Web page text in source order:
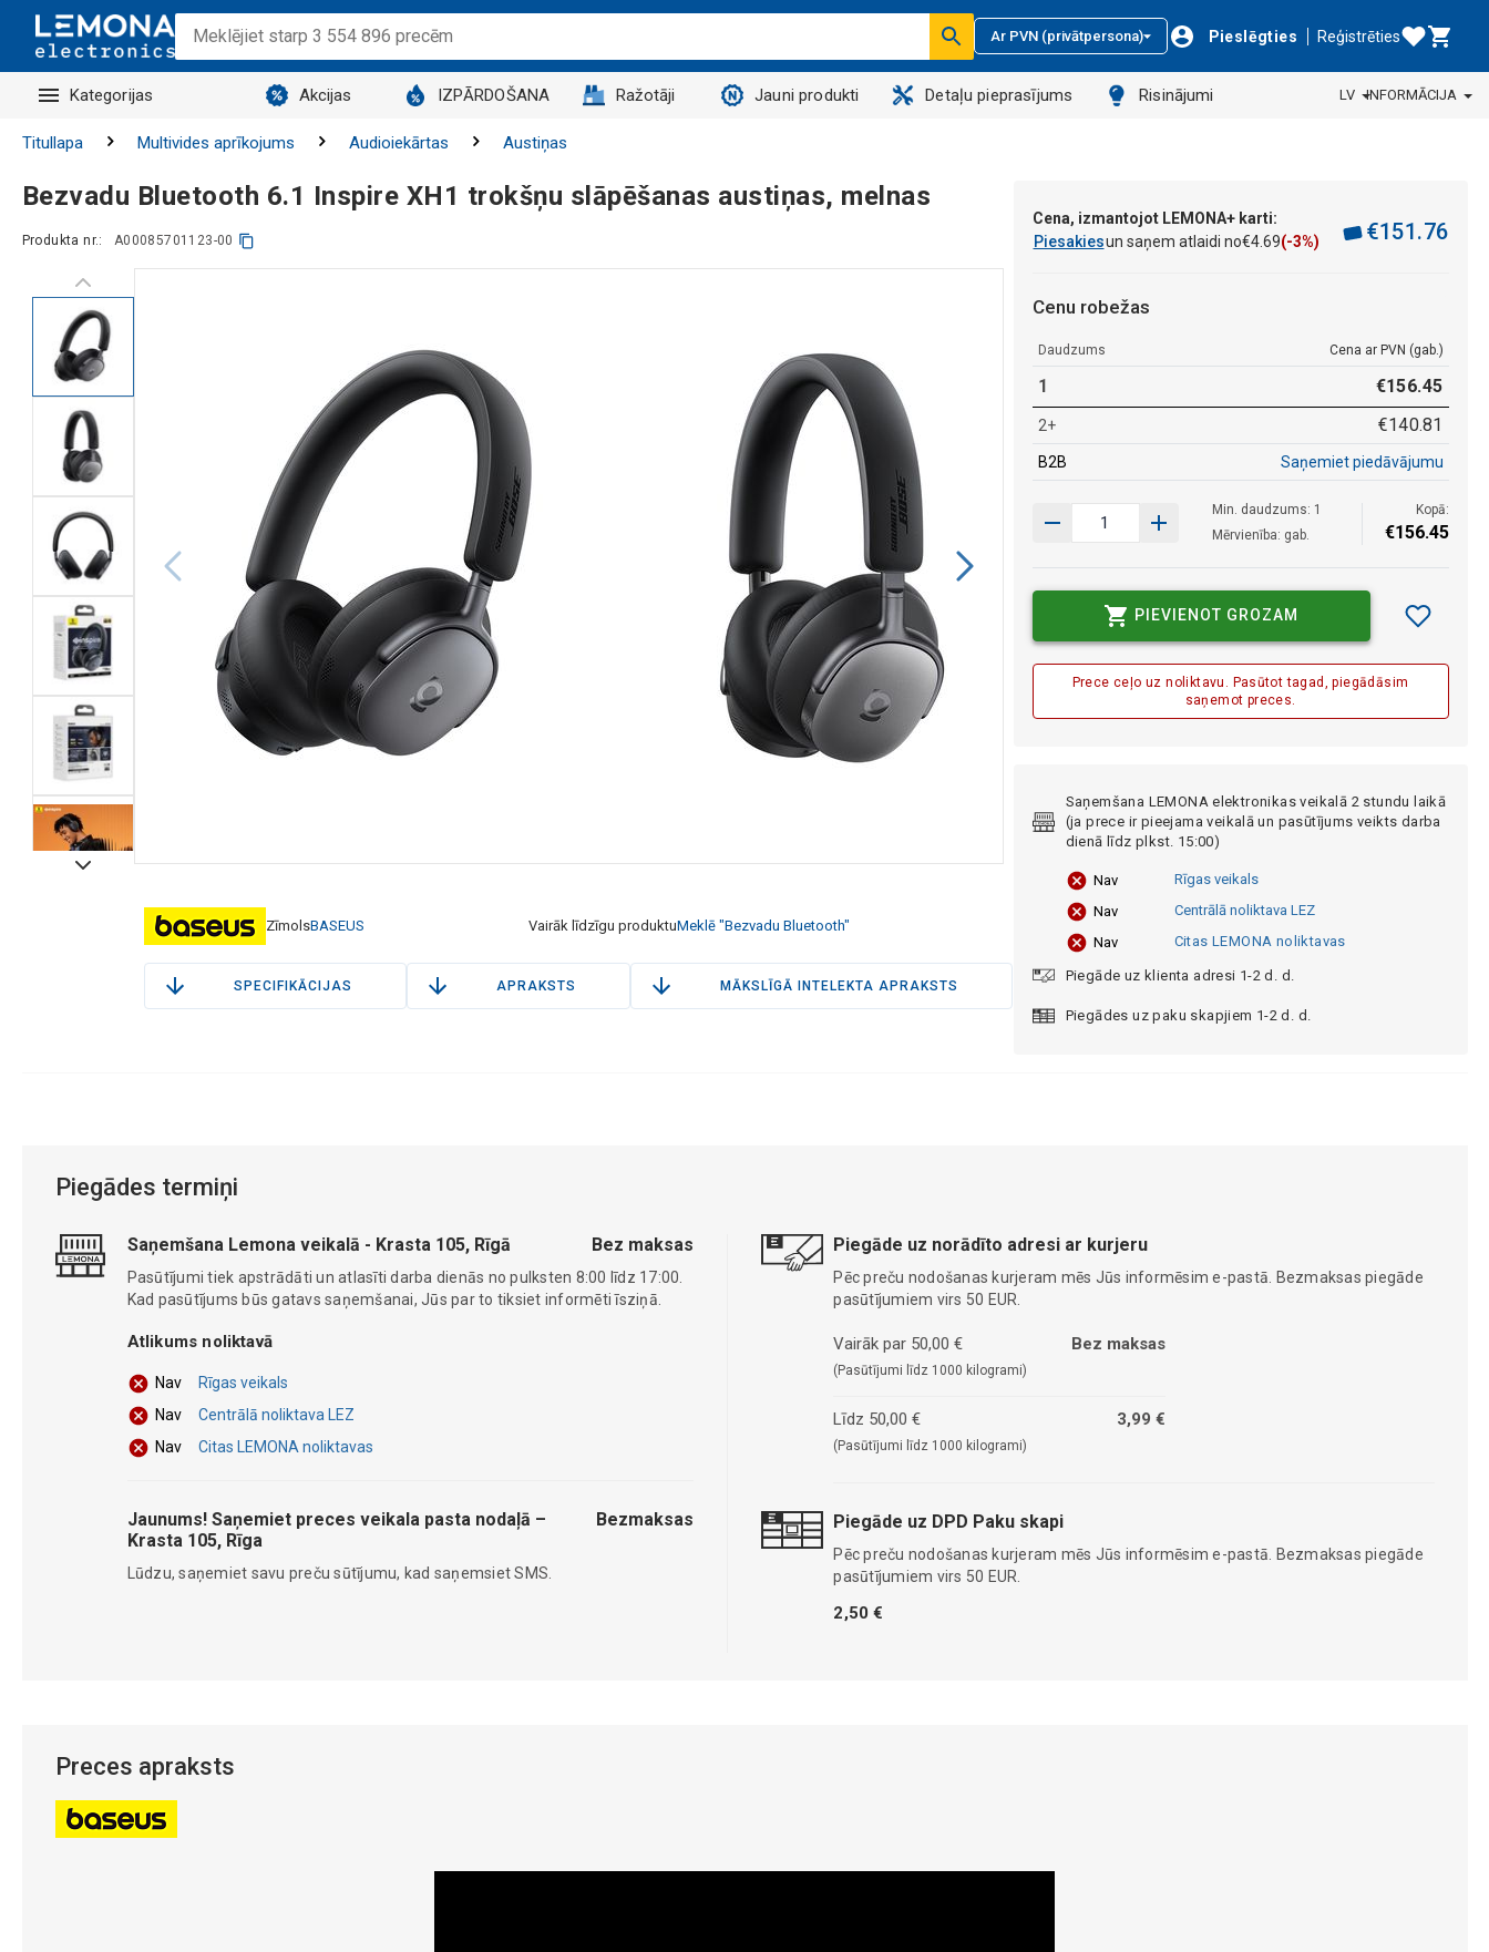
Ar PVN (privātpersona) Pieslēgties Reģistrēties
Kategorijas Akcijas IZPĀRDOŠANA Ražotāji Jauni produkti Detaļu pieprasījums Risinājumi LV INFORMĀCIJA
Titullapa Multivides aprīkojums Audioiekārtas Austiņas
Bezvadu Bluetooth 6.1 Inspire XH1 trokšņu slāpēšanas austiņas, melnas
Produkta nr.: A00085701123-00
ZīmolsBASEUS Vairāk līdzīgu produktuMeklē "Bezvadu Bluetooth"
SPECIFIKĀCIJAS APRAKSTS MĀKSLĪGĀ INTELEKTA APRAKSTS
Cena, izmantojot LEMONA+ karti:
Piesakiesun saņem atlaidi no€4.69(-3%) €151.76
Cenu robežas
Daudzums Cena ar PVN (gab.)
1 €156.45
2+ €140.81
B2B Saņemiet piedāvājumu
Min. daudzums: 1
Mērvienība: gab.
Kopā:
€156.45
PIEVIENOT GROZAM
Prece ceļo uz noliktavu. Pasūtot tagad, piegādāsim
saņemot preces.
Saņemšana LEMONA elektronikas veikalā 2 stundu laikā
(ja prece ir pieejama veikalā un pasūtījums veikts darba
dienā līdz plkst. 15:00)
Nav
Rīgas veikals
Nav
Centrālā noliktava LEZ
Nav
Citas LEMONA noliktavas
Piegāde uz klienta adresi 1-2 d. d.
Piegādes uz paku skapjiem 1-2 d. d.
Piegādes termiņi
Saņemšana Lemona veikalā - Krasta 105, Rīgā Bez maksas
Pasūtījumi tiek apstrādāti un atlasīti darba dienās no pulksten 8:00 līdz 17:00.
Kad pasūtījums būs gatavs saņemšanai, Jūs par to tiksiet informēti īsziņā.
Atlikums noliktavā
Nav
Rīgas veikals
Nav
Centrālā noliktava LEZ
Nav
Citas LEMONA noliktavas
Jaunums! Saņemiet preces veikala pasta nodaļā –
Krasta 105, Rīga
Bezmaksas
Lūdzu, saņemiet savu preču sūtījumu, kad saņemsiet SMS.
Piegāde uz norādīto adresi ar kurjeru
Pēc preču nodošanas kurjeram mēs Jūs informēsim e-pastā. Bezmaksas piegāde
pasūtījumiem virs 50 EUR.
Vairāk par 50,00 €
(Pasūtījumi līdz 1000 kilogrami)
Bez maksas
Līdz 50,00 €
(Pasūtījumi līdz 1000 kilogrami)
3,99 €
Piegāde uz DPD Paku skapi
Pēc preču nodošanas kurjeram mēs Jūs informēsim e-pastā. Bezmaksas piegāde
pasūtījumiem virs 50 EUR.
2,50 €
Preces apraksts